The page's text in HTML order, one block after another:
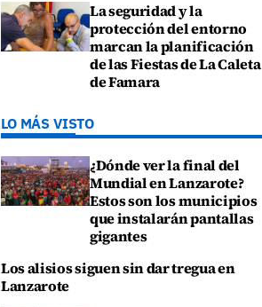
La seguridad y la
protección del entorno
marcan la planificación
de las Fiestas de La Caleta
de Famara
LO MÁS VISTO
¿Dónde ver la final del
Mundial en Lanzarote?
Estos son los municipios
que instalarán pantallas
gigantes
Los alisios siguen sin dar tregua en
Lanzarote